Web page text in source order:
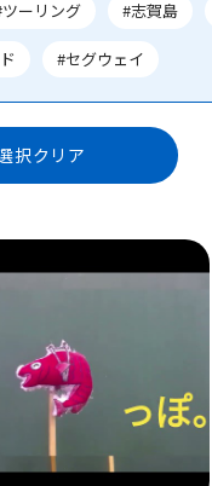
ーリング #志賀島
#セグウェイ
択クリア